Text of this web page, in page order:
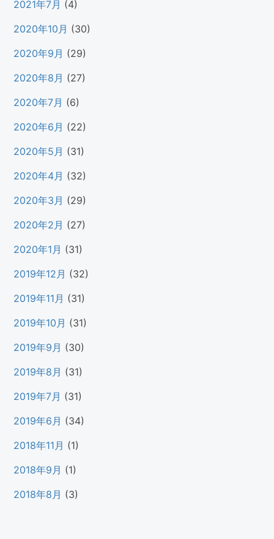
2021年7月 (4)
2020年10月 (30)
2020年9月 (29)
2020年8月 (27)
2020年7月 (6)
2020年6月 (22)
2020年5月 (31)
2020年4月 (32)
2020年3月 (29)
2020年2月 (27)
2020年1月 (31)
2019年12月 (32)
2019年11月 (31)
2019年10月 (31)
2019年9月 (30)
2019年8月 (31)
2019年7月 (31)
2019年6月 (34)
2018年11月 (1)
2018年9月 (1)
2018年8月 (3)